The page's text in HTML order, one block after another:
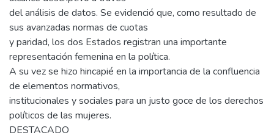
del análisis de datos. Se evidenció que, como resultado de
sus avanzadas normas de cuotas
y paridad, los dos Estados registran una importante
representación femenina en la política.
A su vez se hizo hincapié en la importancia de la confluencia
de elementos normativos,
institucionales y sociales para un justo goce de los derechos
políticos de las mujeres.
DESTACADO